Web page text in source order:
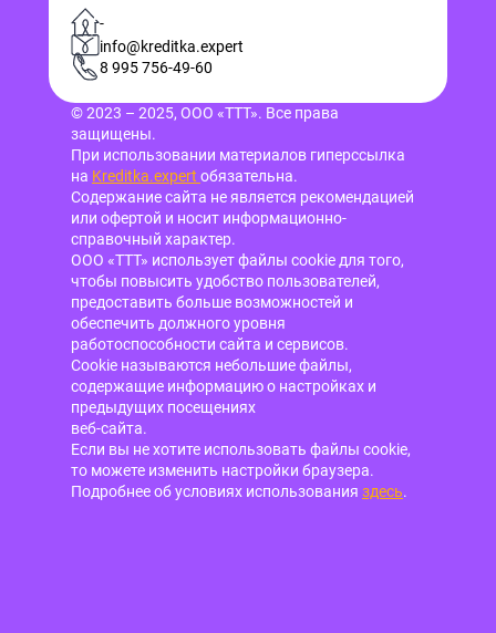
-
info@kreditka.expert
8 995 756-49-60
© 2023 – 2025, ООО «ТТТ». Все права
защищены.
При использовании материалов гиперссылка
на Kreditka.expert обязательна.
Содержание сайта не является рекомендацией
или офертой и носит информационно-
справочный характер.
ООО «ТТТ» использует файлы cookie для того,
чтобы повысить удобство пользователей,
предоставить больше возможностей и
обеспечить должного уровня
работоспособности сайта и сервисов.
Cookie называются небольшие файлы,
содержащие информацию о настройках и
предыдущих посещениях
веб-сайта.
Если вы не хотите использовать файлы cookie,
то можете изменить настройки браузера.
Подробнее об условиях использования здесь.